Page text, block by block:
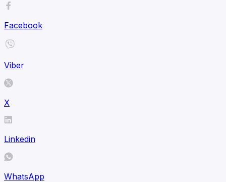
Facebook
Viber
X
Linkedin
WhatsApp